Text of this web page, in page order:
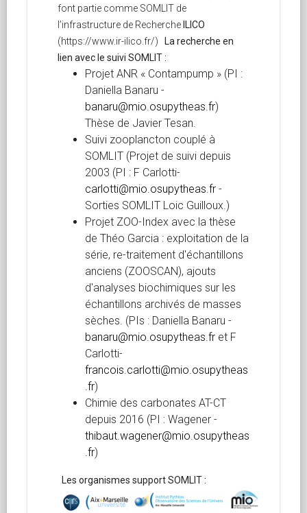
font partie comme SOMLIT de
l’infrastructure de Recherche ILICO
(https://www.ir-ilico.fr/)
La recherche en
lien avec le suivi SOMLIT:
Projet ANR « Contampump » (PI :
Daniella Banaru -
banaru@mio.osupytheas.fr)
Thèse de Javier Tesan.
Suivi zooplancton couplé à
SOMLIT (Projet de suivi depuis
2003 (PI : F Carlotti-
carlotti@mio.osupytheas.fr -
Sorties SOMLIT Loic Guilloux.)
Projet ZOO-Index avec la thèse
de Théo Garcia : exploitation de la
série, re-traitement d'échantillons
anciens (ZOOSCAN), ajouts
d'analyses biochimiques sur les
échantillons archivés de masses
sèches. (PIs : Daniella Banaru -
banaru@mio.osupytheas.fr et F
Carlotti-
francois.carlotti@mio.osupytheas
.fr)
Chimie des carbonates AT-CT
depuis 2016 (PI : Wagener -
thibaut.wagener@mio.osupytheas
.fr)
Les organismes support SOMLIT :